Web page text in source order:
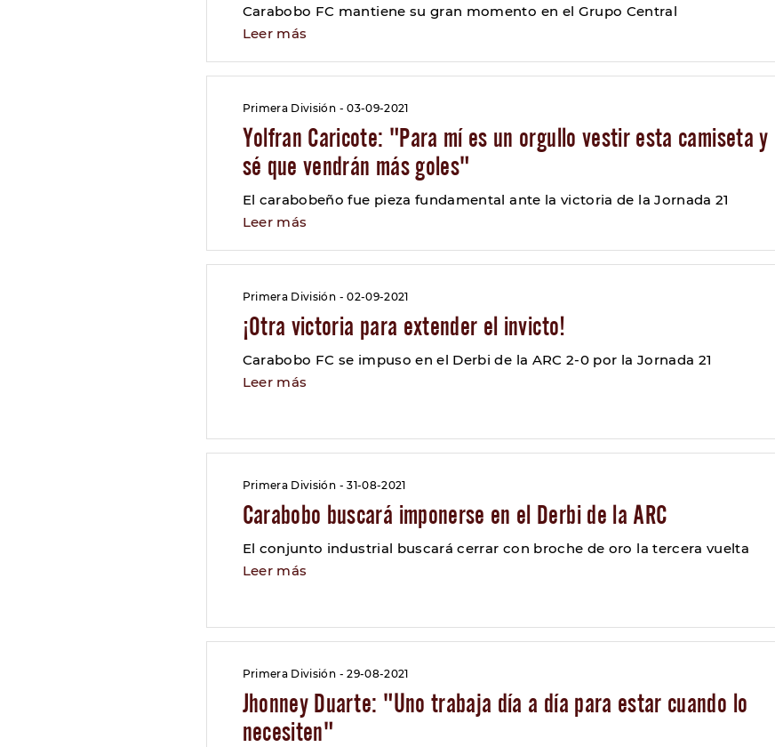
Carabobo FC mantiene su gran momento en el Grupo Central
Leer más
Primera División - 03-09-2021
Yolfran Caricote: "Para mí es un orgullo vestir esta camiseta y
sé que vendrán más goles"
El carabobeño fue pieza fundamental ante la victoria de la Jornada 21
Leer más
Primera División - 02-09-2021
¡Otra victoria para extender el invicto!
Carabobo FC se impuso en el Derbi de la ARC 2-0 por la Jornada 21
Leer más
Primera División - 31-08-2021
Carabobo buscará imponerse en el Derbi de la ARC
El conjunto industrial buscará cerrar con broche de oro la tercera vuelta
Leer más
Primera División - 29-08-2021
Jhonney Duarte: "Uno trabaja día a día para estar cuando lo
necesiten"